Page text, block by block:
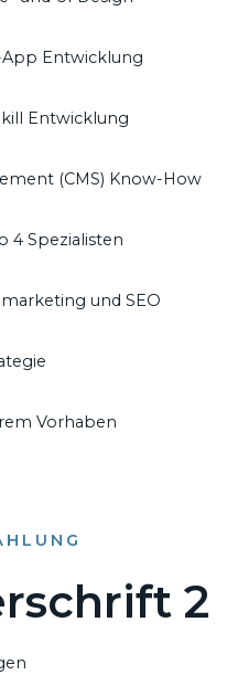
Entwicklung
Entwicklung
(CMS) Know-How
4 Spezialisten
und SEO
Vorhaben
2